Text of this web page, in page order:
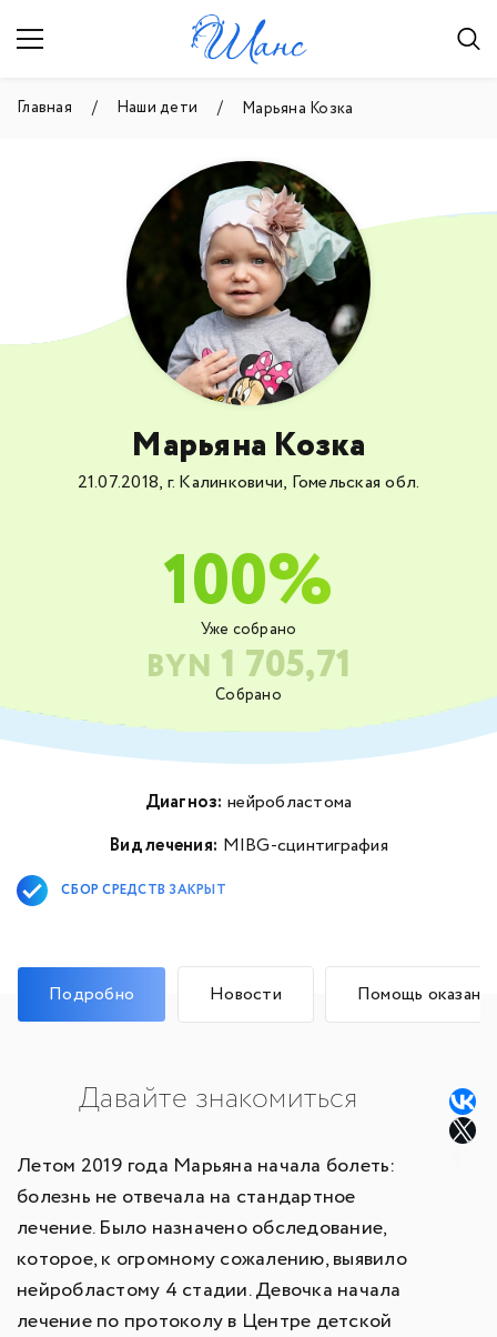
Главная Наши дети Марьяна Козка
Собрано
BYN 1 705,71
Уже собрано
100%
Марьяна Козка
21.07.2018, г. Калинковичи, Гомельская обл.
Диагноз: нейробластома
Вид лечения: MIBG-сцинтиграфия
СБОР СРЕДСТВ ЗАКРЫТ
Подробно Новости Помощь оказана
Давайте знакомиться
Летом 2019 года Марьяна начала болеть:
болезнь не отвечала на стандартное
лечение. Было назначено обследование,
которое, к огромному сожалению, выявило
нейробластому 4 стадии. Девочка начала
лечение по протоколу в Центре детской